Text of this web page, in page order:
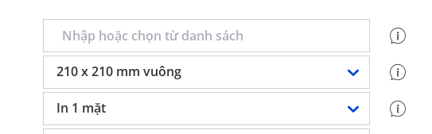
210 x 210 mm vuông
In 1 mặt